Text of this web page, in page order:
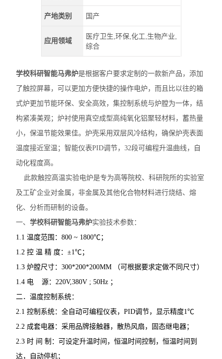
产地类别 国产
应用领域
医疗卫生,环保,化工,生物产业,
综合
学校科研智能马弗炉是根据客户要求定制的一款新产品，添加
了触控屏幕，可以更加方便快捷的操作电炉，而且比以往的箱
式炉更加节能环保、安全高效，集控制系统与炉膛为一体，结
构紧凑美观；炉衬使用真空成型高纯氧化铝聚轻材料，蓄热量
小，保温节能效果佳。炉壳采用双层风冷结构，确保炉壳表面
温度接近室温；智能仪表PID调节，32段可编程升温曲线，自
动化程度高。
此款触控高温实验电炉是专为高等院校、科研院所的实验室
及工矿企业对金属，非金属及其他化合物材料进行烧结、熔
化、分析而研制的设备。
一、学校科研智能马弗炉实验技术参数：
1.1 温度范围：800 ~ 1800℃；
1.2 控 温 精 度：±1℃；
1.3 炉膛尺寸：300*200*200MM （可根据要求定做不同尺寸）
1.4 电    源：220V,380V ; 50Hz ；
二．温度控制系统：
2.1 控制系统：全自动可编程仪表，PID调节，显示精度1℃
2.2 成套电器：采用品牌接触器，散热风扇，固态继电器；
2.3 时 间 制：可设定升温时间，恒温时间控制，恒温时间到
达，自动停机；